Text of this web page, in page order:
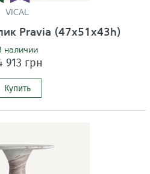
VICAL
Pravia (47x51x43h)
наличии
913 грн
Купить